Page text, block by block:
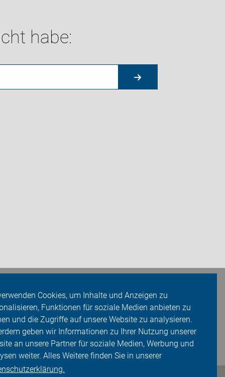
Cookies, um Inhalte und Anzeigen zu
Funktionen für soziale Medien anbieten zu
und die Zugriffe auf unsere Website zu analysieren.
geben wir Informationen zu Ihrer Nutzung unserer
an unsere Partner für soziale Medien, Werbung und
weiter. Alles Weitere finden Sie in unserer
habe: